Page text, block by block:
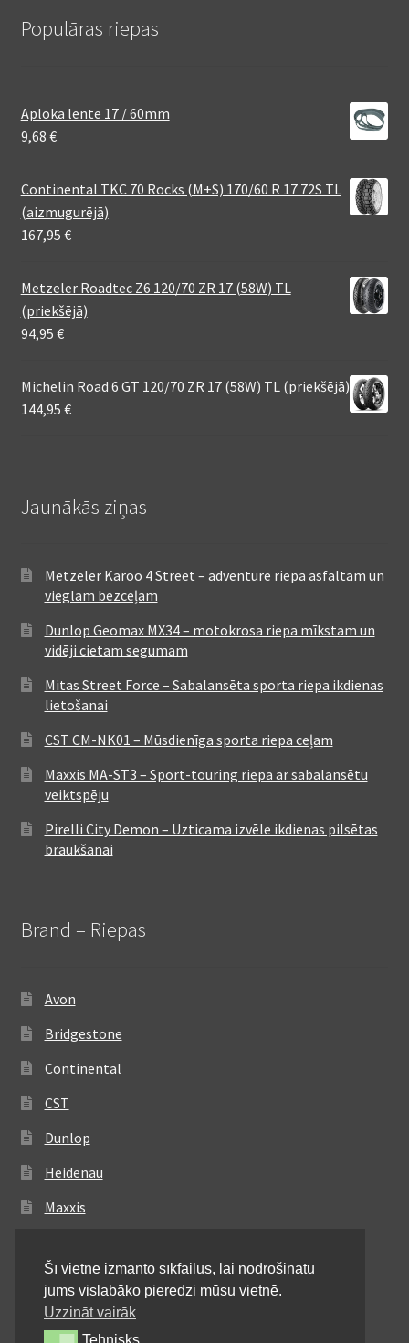
Populāras riepas
Aploka lente 17 / 60mm
9,68 €
Continental TKC 70 Rocks (M+S) 170/60 R 17 72S TL
(aizmugurējā)
167,95 €
Metzeler Roadtec Z6 120/70 ZR 17 (58W) TL
(priekšējā)
94,95 €
Michelin Road 6 GT 120/70 ZR 17 (58W) TL (priekšējā)
144,95 €
Jaunākās ziņas
Metzeler Karoo 4 Street – adventure riepa asfaltam un
vieglam bezceļam
Dunlop Geomax MX34 – motokrosa riepa mīkstam un
vidēji cietam segumam
Mitas Street Force – Sabalansēta sporta riepa ikdienas
lietošanai
CST CM-NK01 – Mūsdienīga sporta riepa ceļam
Maxxis MA-ST3 – Sport-touring riepa ar sabalansētu
veiktspēju
Pirelli City Demon – Uzticama izvēle ikdienas pilsētas
braukšanai
Brand – Riepas
Avon
Bridgestone
Continental
CST
Dunlop
Heidenau
Maxxis
Michelin
Mitas
Šī vietne izmanto sīkfailus, lai nodrošinātu
jums vislabāko pieredzi mūsu vietnē.
Uzzināt vairāk
Tehnisks